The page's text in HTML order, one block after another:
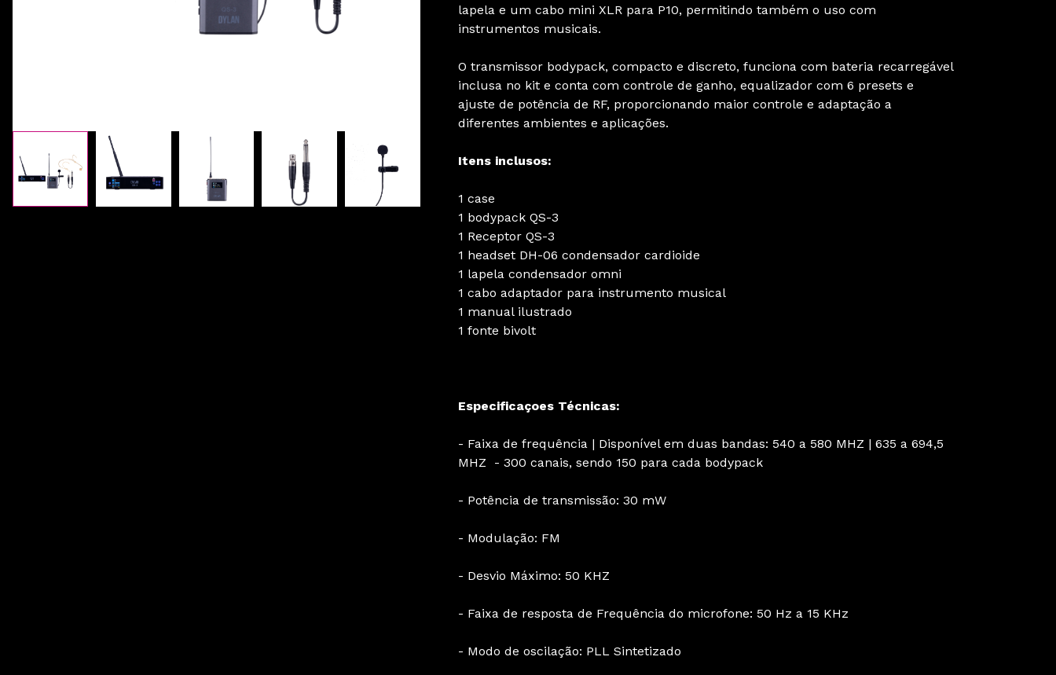
lapela e um cabo mini XLR para P10, permitindo também o uso com
instrumentos musicais.
O transmissor bodypack, compacto e discreto, funciona com bateria recarregável
inclusa no kit e conta com controle de ganho, equalizador com 6 presets e
ajuste de potência de RF, proporcionando maior controle e adaptação a
diferentes ambientes e aplicações.
Itens inclusos:
1 case
1 bodypack QS-3
1 Receptor QS-3
1 headset DH-06 condensador cardioide
1 lapela condensador omni
1 cabo adaptador para instrumento musical
1 manual ilustrado
1 fonte bivolt
Especificaçoes Técnicas:
- Faixa de frequência | Disponível em duas bandas: 540 a 580 MHZ | 635 a 694,5
MHZ - 300 canais, sendo 150 para cada bodypack
- Potência de transmissão: 30 mW
- Modulação: FM
- Desvio Máximo: 50 KHZ
- Faixa de resposta de Frequência do microfone: 50 Hz a 15 KHz
- Modo de oscilação: PLL Sintetizado